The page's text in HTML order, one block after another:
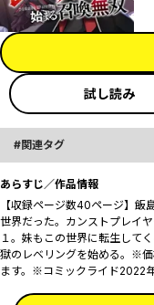
試し読み
関連タグ
あらすじ／作品情報
【収録ページ数40ページ】飯
世界だった。カンストプレイ
１。妹もこの世界に転生して
獄のレベリングを始める――。※
ます。※コミックライド2022